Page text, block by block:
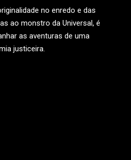
no enredo e das
ao monstro da Universal, é
as aventuras de uma
justiceira.